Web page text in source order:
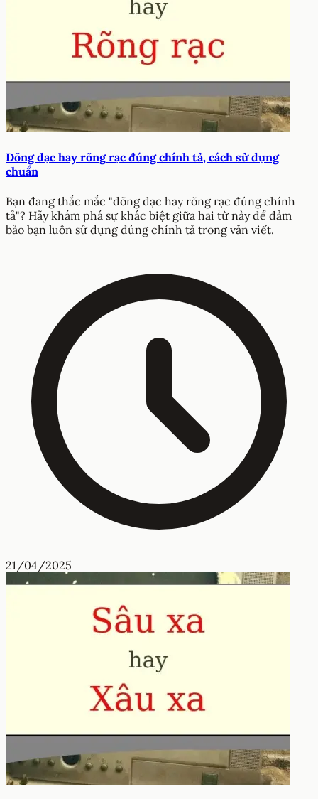
Dõng dạc hay rõng rạc đúng chính tả, cách sử dụng
chuẩn
Bạn đang thắc mắc "dõng dạc hay rõng rạc đúng chính
tả"? Hãy khám phá sự khác biệt giữa hai từ này để đảm
bảo bạn luôn sử dụng đúng chính tả trong văn viết.
21/04/2025